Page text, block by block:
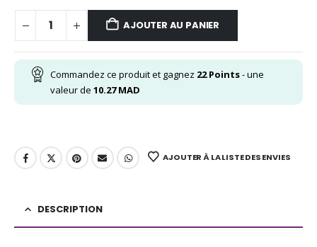
AJOUTER AU PANIER
Commandez ce produit et gagnez 22Points- une
valeur de 10.27MAD
AJOUTER À LA LISTE DES ENVIES
DESCRIPTION